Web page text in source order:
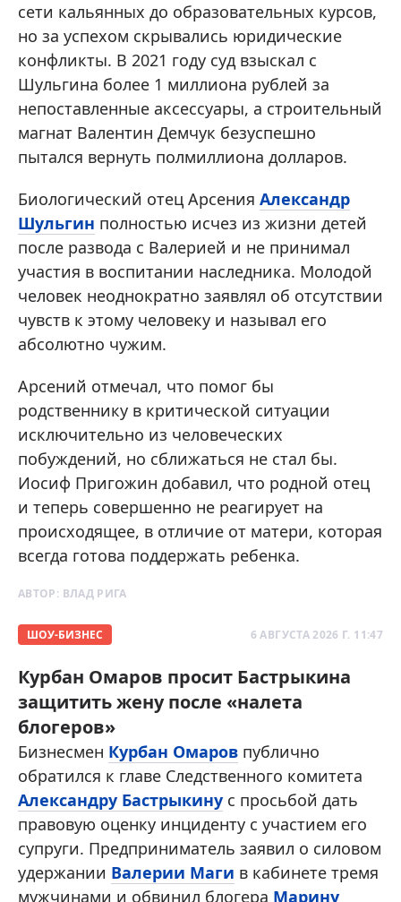
сети кальянных до образовательных курсов,
но за успехом скрывались юридические
конфликты. В 2021 году суд взыскал с
Шульгина более 1 миллиона рублей за
непоставленные аксессуары, а строительный
магнат Валентин Демчук безуспешно
пытался вернуть полмиллиона долларов.
Биологический отец Арсения Александр
Шульгин полностью исчез из жизни детей
после развода с Валерией и не принимал
участия в воспитании наследника. Молодой
человек неоднократно заявлял об отсутствии
чувств к этому человеку и называл его
абсолютно чужим.
Арсений отмечал, что помог бы
родственнику в критической ситуации
исключительно из человеческих
побуждений, но сближаться не стал бы.
Иосиф Пригожин добавил, что родной отец
и теперь совершенно не реагирует на
происходящее, в отличие от матери, которая
всегда готова поддержать ребенка.
АВТОР: ВЛАД РИГА
ШОУ-БИЗНЕС 6 АВГУСТА 2026 Г. 11:47
Курбан Омаров просит Бастрыкина
защитить жену после «налета
блогеров»
Бизнесмен Курбан Омаров публично
обратился к главе Следственного комитета
Александру Бастрыкину с просьбой дать
правовую оценку инциденту с участием его
супруги. Предприниматель заявил о силовом
удержании Валерии Маги в кабинете тремя
мужчинами и обвинил блогера Марину